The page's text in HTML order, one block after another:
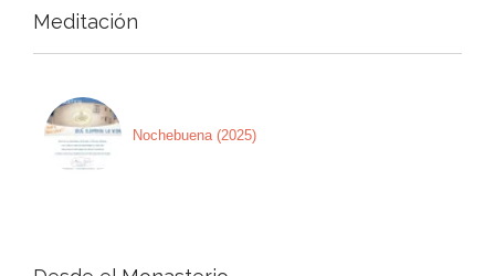
Meditación
Nochebuena (2025)